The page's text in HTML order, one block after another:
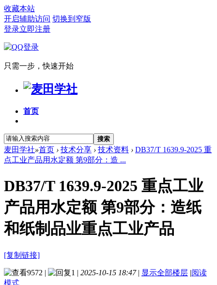
收藏本站
开启辅助访问 切换到窄版
登录立即注册
只需一步，快速开始
首页
搜索
麦田学社»首页 › 技术分享 › 技术资料 › DB37/T 1639.9-2025 重
点工业产品用水定额 第9部分：造 ...
DB37/T 1639.9-2025 重点工业
产品用水定额 第9部分：造纸
和纸制品业重点工业产品
[复制链接]
9572 | 1 | 2025-10-15 18:47 | 显示全部楼层 |阅读
模式